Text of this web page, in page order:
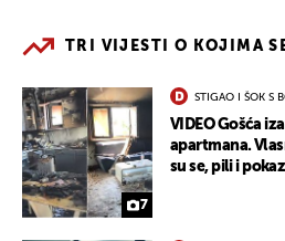
TRI VIJESTI O KOJIMA
7
STIGAO I ŠOK S
VIDEO Gošća
apartmana.
su se, pili i